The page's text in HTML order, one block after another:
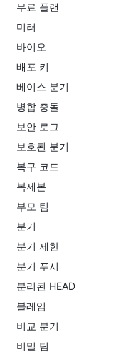
무료 플랜
미러
바이오
배포 키
베이스 분기
병합 충돌
보안 로그
보호된 분기
복구 코드
복제본
부모 팀
분기
분기 제한
분기 푸시
분리된 HEAD
블레임
비교 분기
비밀 팀